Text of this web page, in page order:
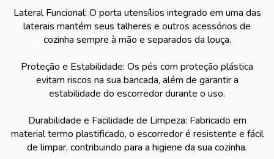
Lateral Funcional: O porta utensílios integrado em uma das
laterais mantém seus talheres e outros acessórios de
cozinha sempre à mão e separados da louça.
Proteção e Estabilidade: Os pés com proteção plástica
evitam riscos na sua bancada, além de garantir a
estabilidade do escorredor durante o uso.
Durabilidade e Facilidade de Limpeza: Fabricado em
material termo plastificado, o escorredor é resistente e fácil
de limpar, contribuindo para a higiene da sua cozinha.